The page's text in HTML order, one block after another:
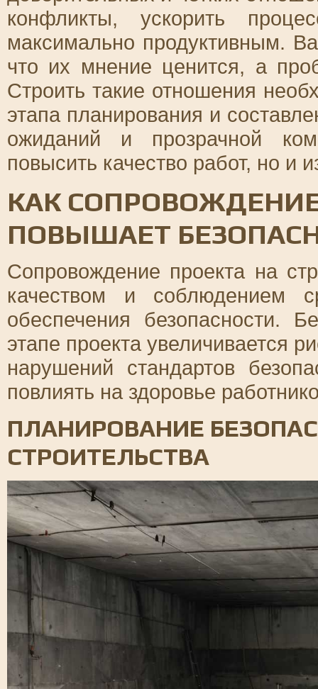
конфликты, ускорить
максимально продуктивным.
что их мнение ценится, а
Строить такие отношения
этапа планирования и
ожиданий и прозрачной
повысить качество работ, но и
КАК
ПОВЫШАЕТ
Сопровождение проекта на
качеством и соблюдением
обеспечения безопасности.
этапе проекта увеличивается
нарушений стандартов
повлиять на здоровье
ПЛАНИРОВАНИЕ
СТРОИТЕЛЬСТВА